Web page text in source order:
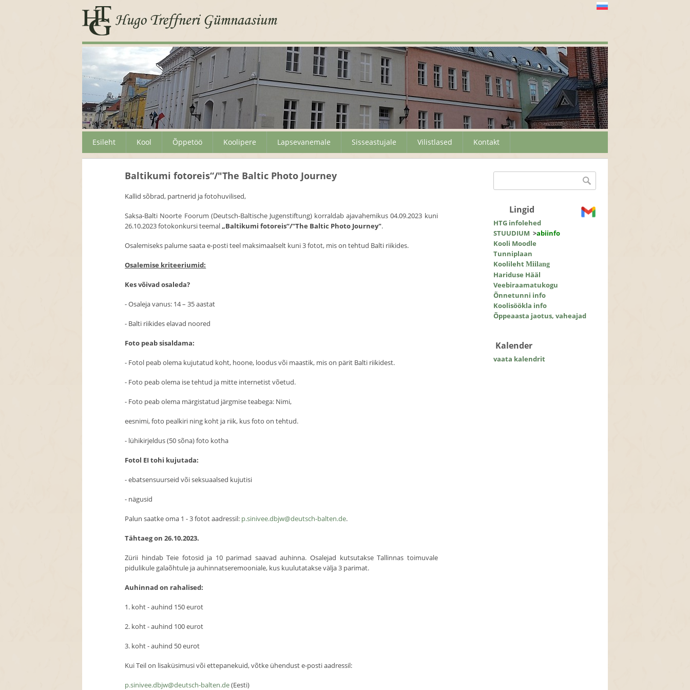
Esileht Kool Õppetöö Koolipere Lapsevanemale Sisseastujale Vilistlased Kontakt
Baltikumi fotoreis“/"The Baltic Photo Journey
Kallid sõbrad, partnerid ja fotohuvilised,
Saksa-Balti Noorte Foorum (Deutsch-Baltische Jugenstiftung) korraldab ajavahemikus 04.09.2023 kuni
26.10.2023 fotokonkursi teemal„Baltikumi fotoreis“/"The Baltic Photo Journey".
Osalemiseks palume saata e-posti teel maksimaalselt kuni 3 fotot, mis on tehtud Balti riikides.
Osalemise kriteeriumid:
Kes võivad osaleda?
- Osaleja vanus: 14 – 35 aastat
- Balti riikides elavad noored
Foto peab sisaldama:
- Fotol peab olema kujutatud koht, hoone, loodus või maastik, mis on pärit Balti riikidest.
- Foto peab olema ise tehtud ja mitte internetist võetud.
- Foto peab olema märgistatud järgmise teabega: Nimi,
eesnimi, foto pealkiri ning koht ja riik, kus foto on tehtud.
- lühikirjeldus (50 sõna) foto kotha
Fotol EI tohi kujutada:
- ebatsensuurseid või seksuaalsed kujutisi
- nägusid
Palun saatke oma 1 - 3 fotot aadressil: p.sinivee.dbjw@deutsch-balten.de.
Tähtaeg on 26.10.2023.
Zürii hindab Teie fotosid ja 10 parimad saavad auhinna. Osalejad kutsutakse Tallinnas toimuvale
pidulikule galaõhtule ja auhinnatseremooniale, kus kuulutatakse välja 3 parimat.
Auhinnad on rahalised:
1. koht - auhind 150 eurot
2. koht - auhind 100 eurot
3. koht - auhind 50 eurot
Kui Teil on lisaküsimusi või ettepanekuid, võtke ühendust e-posti aadressil:
p.sinivee.dbjw@deutsch-balten.de(Eesti)
Otsinguvorm
Lingid
HTG infolehed
STUUDIUM >abiinfo
Kooli Moodle
Tunniplaan
KoolilehtMiilang
Hariduse Hääl
Veebiraamatukogu
Õnnetunni info
Koolisöökla info
Õppeaasta jaotus, vaheajad
Kalender
vaata kalendrit